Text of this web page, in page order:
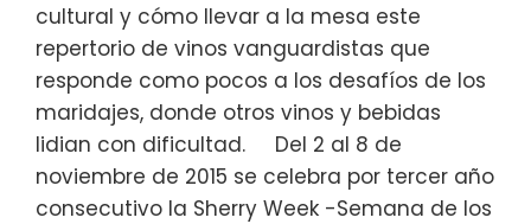
cultural y cómo llevar a la mesa este
repertorio de vinos vanguardistas que
responde como pocos a los desafíos de los
maridajes, donde otros vinos y bebidas
lidian con dificultad. Del 2 al 8 de
noviembre de 2015 se celebra por tercer año
consecutivo la Sherry Week -Semana de los